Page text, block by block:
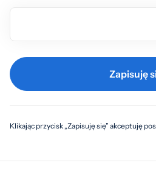
Zapisuję
Klikając przycisk „Zapisuję się” akceptuję